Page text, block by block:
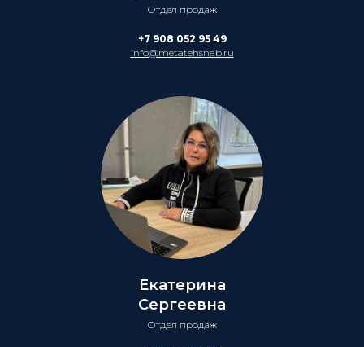
Отдел продаж
+7 908 052 95 49
info@metatehsnab.ru
Екатерина
Сергеевна
Отдел продаж